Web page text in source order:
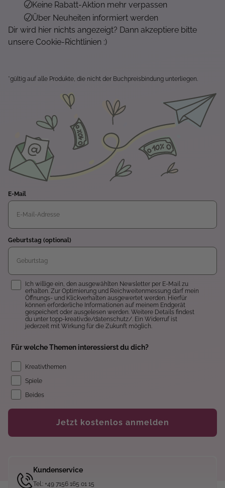
Keine Rabatt-Aktion mehr verpassen
Über Neuheiten informiert werden
Dir wird hier nichts angezeigt? Dann akzeptiere bitte
unsere Cookie-Richtlinien :)
*gültig auf alle Produkte, die nicht der Buchpreisbindung unterliegen.
E-Mail
Geburtstag (optional)
Einwilligung
Ich willige ein, den ausgewählten Newsletter per E-Mail zu
erhalten. Zur Optimierung und Reichweitenmessung darf mein
Öffnungs- und Klickverhalten ausgewertet werden. Hierfür
können erforderliche Informationen auf meinem Endgerät
gespeichert oder ausgelesen werden. Weitere Details findest
du unter topp-kreativ.de/datenschutz/. Ein Widerruf ist
jederzeit mit Wirkung für die Zukunft möglich.
Für welche Themen interessierst du dich?
Kreativthemen
Spiele
Beides
Jetzt kostenlos anmelden
Kundenservice
Tel.: +49 7156 165 01 15